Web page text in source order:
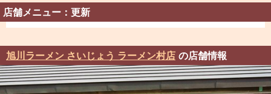
店舗メニュー：更新
旭川ラーメン さいじょう ラーメン村店 の店舗情報